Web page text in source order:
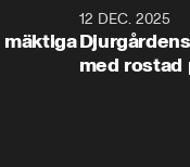
mäktiga
12 DEC. 2025
med rostad